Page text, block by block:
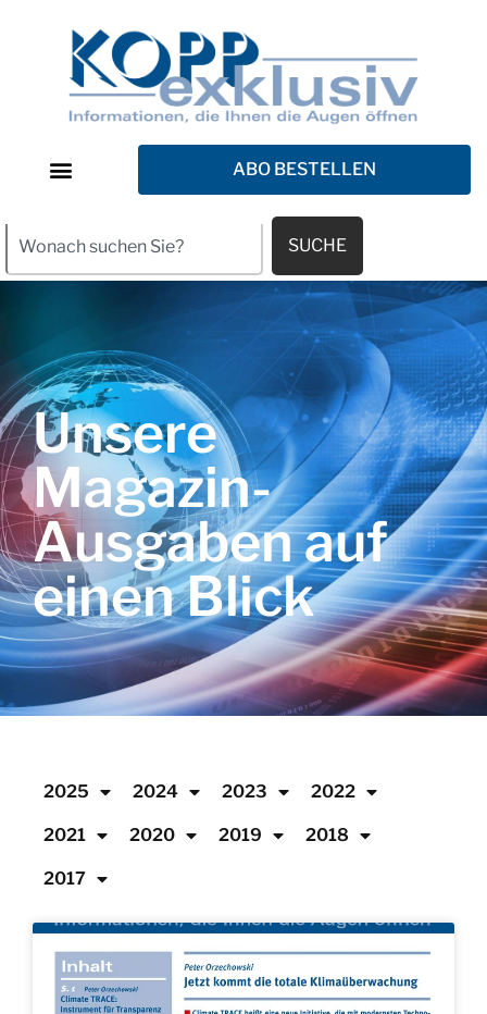
ABO BESTELLEN
SUCHE
Unsere
Magazin-
Ausgaben auf
einen Blick
2025 2024 2023 2022
2021 2020 2019 2018
2017